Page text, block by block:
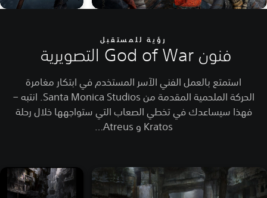
رؤية للمستقبل
فنون God of War التصويرية
استمتع بالعمل الفني الآسر المستخدم في ابتكار مغامرة
الحركة الملحمية المقدمة من Santa Monica Studios. انتبه –
فهذا سيساعدك في تخطي الصعاب التي ستواجهها خلال رحلة
Kratos و Atreus…